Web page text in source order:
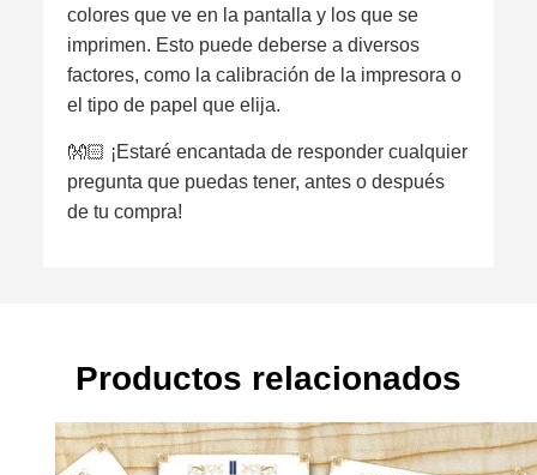
colores que ve en la pantalla y los que se
imprimen. Esto puede deberse a diversos
factores, como la calibración de la impresora o
el tipo de papel que elija.
👐🏻 ¡Estaré encantada de responder cualquier
pregunta que puedas tener, antes o después
de tu compra!
Productos relacionados